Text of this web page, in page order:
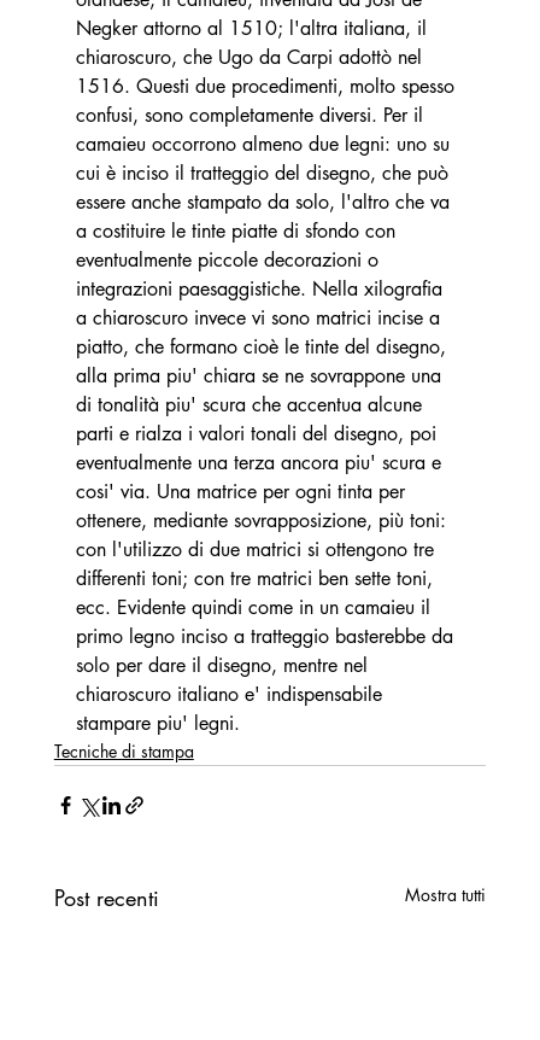
Negker attorno al 1510; l'altra italiana, il
chiaroscuro, che Ugo da Carpi adottò nel
1516. Questi due procedimenti, molto spesso
confusi, sono completamente diversi. Per il
camaieu occorrono almeno due legni: uno su
cui è inciso il tratteggio del disegno, che può
essere anche stampato da solo, l'altro che va
a costituire le tinte piatte di sfondo con
eventualmente piccole decorazioni o
integrazioni paesaggistiche. Nella xilografia
a chiaroscuro invece vi sono matrici incise a
piatto, che formano cioè le tinte del disegno,
alla prima piu' chiara se ne sovrappone una
di tonalità piu' scura che accentua alcune
parti e rialza i valori tonali del disegno, poi
eventualmente una terza ancora piu' scura e
cosi' via. Una matrice per ogni tinta per
ottenere, mediante sovrapposizione, più toni:
con l'utilizzo di due matrici si ottengono tre
differenti toni; con tre matrici ben sette toni,
ecc. Evidente quindi come in un camaieu il
primo legno inciso a tratteggio basterebbe da
solo per dare il disegno, mentre nel
chiaroscuro italiano e' indispensabile
stampare piu' legni.
Tecniche di stampa
Post recenti Mostra tutti